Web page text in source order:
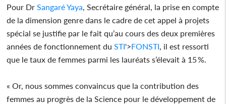
Pour Dr Sangaré Yaya , Secrétaire général, la prise en compte
de la dimension genre dans le cadre de cet appel à projets
spécial se justifie par le fait qu’au cours des deux premières
années de fonctionnement du STI'>FONSTI , il est ressorti
que le taux de femmes parmi les lauréats s’élevait à 15 %.
« Or, nous sommes convaincus que la contribution des
femmes au progrès de la Science pour le développement de